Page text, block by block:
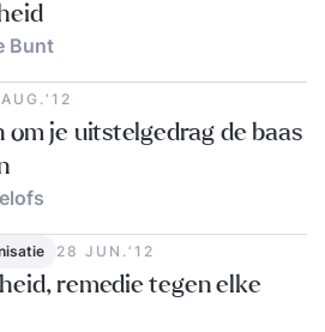
Bunt
om je uitstelgedrag de baas
28 JUN.‘12
remedie tegen elke